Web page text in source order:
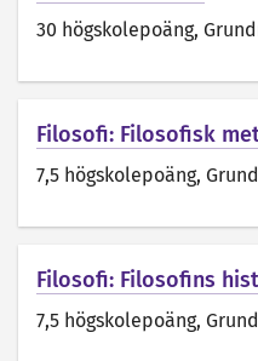
30 högskolepoäng,
Filosofi: Filosofisk
7,5 högskolepoäng,
Filosofi: Filosofins
7,5 högskolepoäng,